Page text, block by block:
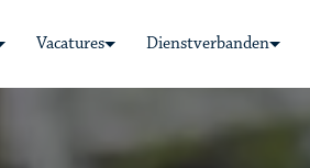
Vacatures Dienstverbanden